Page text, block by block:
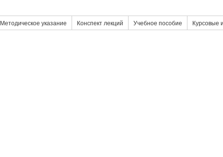
Методическое указание Конспект лекций Учебное пособие Курсовые